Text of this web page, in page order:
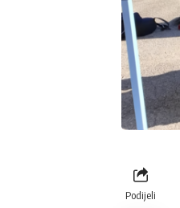
Podijeli